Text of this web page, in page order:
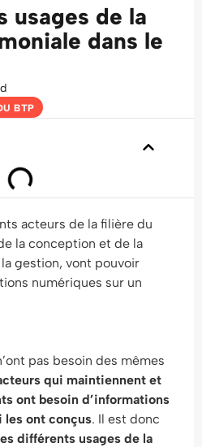
usages de la
dans le
BTP
acteurs de la filière du
la conception et de la
gestion, vont pouvoir
numériques sur un
pas besoin des mêmes
qui maintiennent et
ont besoin d’informations
ont conçus. Il est donc
différents usages de la